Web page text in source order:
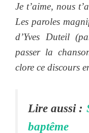
Je t’aime, nous
Les paroles
d’Yves Duteil
passer la
clore ce discours
Lire aussi :
baptême